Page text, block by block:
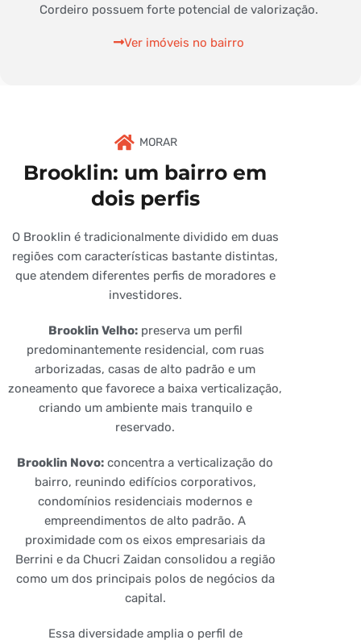
Cordeiro possuem forte potencial de valorização.
Ver imóveis no bairro
MORAR
Brooklin: um bairro em
dois perfis
O Brooklin é tradicionalmente dividido em duas
regiões com características bastante distintas,
que atendem diferentes perfis de moradores e
investidores.
Brooklin Velho:preserva um perfil
predominantemente residencial, com ruas
arborizadas, casas de alto padrão e um
zoneamento que favorece a baixa verticalização,
criando um ambiente mais tranquilo e
reservado.
Brooklin Novo: concentra a verticalização do
bairro, reunindo edifícios corporativos,
condomínios residenciais modernos e
empreendimentos de alto padrão. A
proximidade com os eixos empresariais da
Berrini e da Chucri Zaidan consolidou a região
como um dos principais polos de negócios da
capital.
Essa diversidade amplia o perfil de